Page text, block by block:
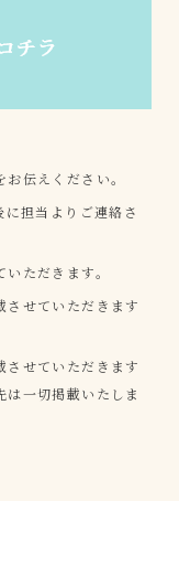
伝えください。
担当よりご連絡さ
ただきます。
させていただきます
させていただきます
一切掲載いたしま